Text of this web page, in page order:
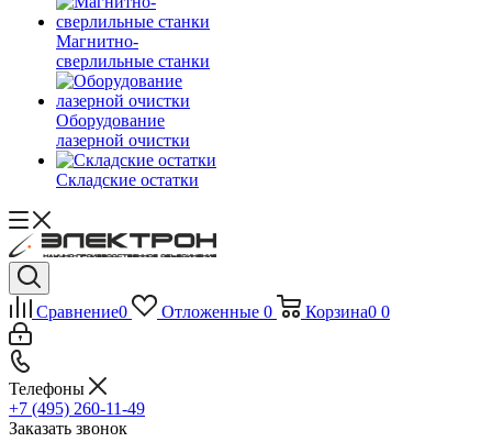
Магнитно-
сверлильные станки
Оборудование
лазерной очистки
Складские остатки
Сравнение0 Отложенные 0 Корзина0 0
Телефоны
+7 (495) 260-11-49
Заказать звонок